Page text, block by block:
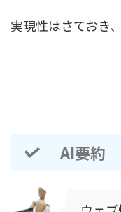
実現性はさておき、
AI要約